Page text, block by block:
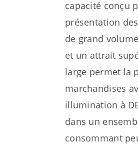
capacité conçu
présentation
de grand
et un attrait
large permet la
marchandises
illumination à
dans un
consommant